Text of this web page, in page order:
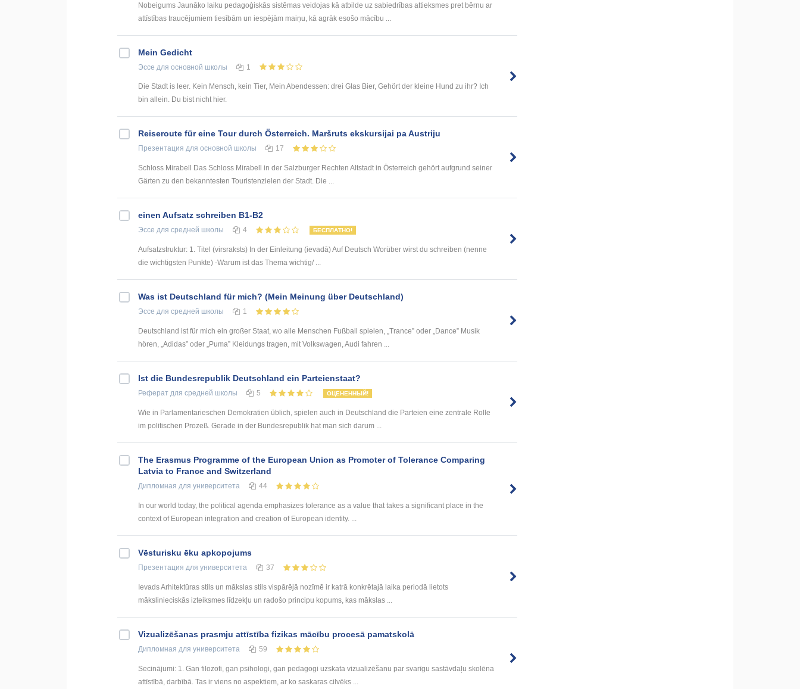
Nobeigums Jaunāko laiku pedagoģiskās sistēmas veidojas kā atbilde uz sabiedrības attieksmes pret bērnu ar
attīstības traucējumiem tiesībām un iespējām maiņu, kā agrāk esošo mācību ...
Mein Gedicht
Эссе для основной школы 1
Die Stadt is leer. Kein Mensch, kein Tier, Mein Abendessen: drei Glas Bier, Gehört der kleine Hund zu ihr? Ich
bin allein. Du bist nicht hier.
Reiseroute für eine Tour durch Österreich. Maršruts ekskursijai pa Austriju
Презентация для основной школы 17
Schloss Mirabell Das Schloss Mirabell in der Salzburger Rechten Altstadt in Österreich gehört aufgrund seiner
Gärten zu den bekanntesten Touristenzielen der Stadt. Die ...
einen Aufsatz schreiben B1-B2
Эссе для средней школы 4 БЕСПЛАТНО!
Aufsatzstruktur: 1. Titel (virsraksts) In der Einleitung (ievadā) Auf Deutsch Worüber wirst du schreiben (nenne
die wichtigsten Punkte) -Warum ist das Thema wichtig/ ...
Was ist Deutschland für mich? (Mein Meinung über Deutschland)
Эссе для средней школы 1
Deutschland ist für mich ein großer Staat, wo alle Menschen Fußball spielen, „Trance” oder „Dance” Musik
hören, „Adidas” oder „Puma” Kleidungs tragen, mit Volkswagen, Audi fahren ...
Ist die Bundesrepublik Deutschland ein Parteienstaat?
Реферат для средней школы 5 ОЦЕНЕННЫЙ!
Wie in Parlamentarieschen Demokratien üblich, spielen auch in Deutschland die Parteien eine zentrale Rolle
im politischen Prozeß. Gerade in der Bundesrepublik hat man sich darum ...
The Erasmus Programme of the European Union as Promoter of Tolerance Comparing
Latvia to France and Switzerland
Дипломная для университета 44
In our world today, the political agenda emphasizes tolerance as a value that takes a significant place in the
context of European integration and creation of European identity. ...
Vēsturisku ēku apkopojums
Презентация для университета 37
Ievads Arhitektūras stils un mākslas stils vispārējā nozīmē ir katrā konkrētajā laika periodā lietots
mākslinieciskās izteiksmes līdzekļu un radošo principu kopums, kas mākslas ...
Vizualizēšanas prasmju attīstība fizikas mācību procesā pamatskolā
Дипломная для университета 59
Secinājumi: 1. Gan filozofi, gan psihologi, gan pedagogi uzskata vizualizēšanu par svarīgu sastāvdaļu skolēna
attīstībā, darbībā. Tas ir viens no aspektiem, ar ko saskaras cilvēks ...